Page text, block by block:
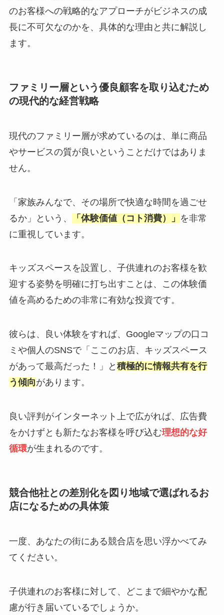
のお客様への戦略的なアプローチがビジネスの成
長に不可欠なのかを、具体的な理由と共に解説し
ます。
ファミリー層という優良顧客を取り込むため
の現代的な経営戦略
現代のファミリー層が求めているのは、単に商品
やサービスの質が良いということだけではありま
せん。
「家族みんなで、その場所で快適な時間を過ごせ
るか」という、
「体験価値（コト消費）」 を非常
に重視しています。
キッズスペースを設置し、子供連れのお客様を歓
迎する姿勢を明確に打ち出すことは、この体験価
値を高めるための非常に有効な投資です。
彼らは、良い体験をすれば、Googleマップの口コ
ミや個人のSNSで「ここのお店、キッズスペース
があって最高だった！」と 積極的に情報共有を行
う傾向があります。
良い評判がインターネット上で広がれば、広告費
をかけずとも新たなお客様を呼び込む理想的な好
循環が生まれるのです。
競合他社との差別化を図り地域で選ばれるお
店になるための具体策
一度、あなたの街にある競合店を思い浮かべてみ
てください。
子供連れのお客様に対して、どこまで細やかな配
慮が行き届いているでしょうか。